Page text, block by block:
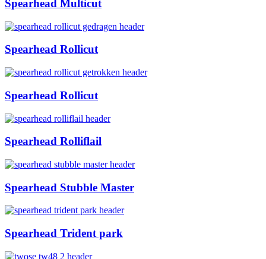
Spearhead Multicut
Spearhead Rollicut
Spearhead Rollicut
Spearhead Rolliflail
Spearhead Stubble Master
Spearhead Trident park